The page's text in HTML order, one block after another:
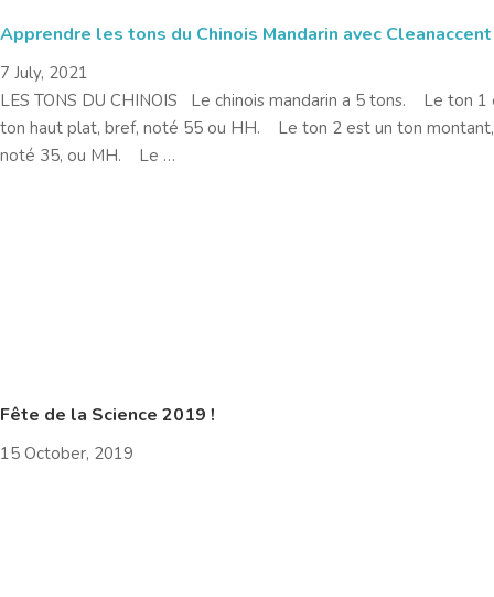
Apprendre les tons du Chinois Mandarin avec Cleanaccent
7 July, 2021
LES TONS DU CHINOIS Le chinois mandarin a 5 tons. Le ton 1
ton haut plat, bref, noté 55 ou HH. Le ton 2 est un ton
noté 35, ou MH. Le …
Fête de la Science 2019 !
15 October, 2019